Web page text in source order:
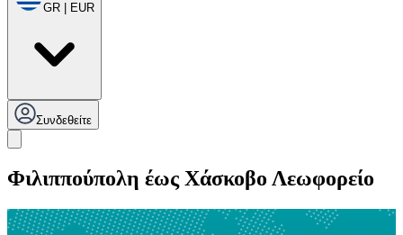
GR | EUR
Συνδεθείτε
Φιλιππούπολη έως Χάσκοβο Λεωφορείο